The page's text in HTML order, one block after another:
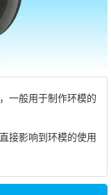
一般用于制作环模的
接影响到环模的使用